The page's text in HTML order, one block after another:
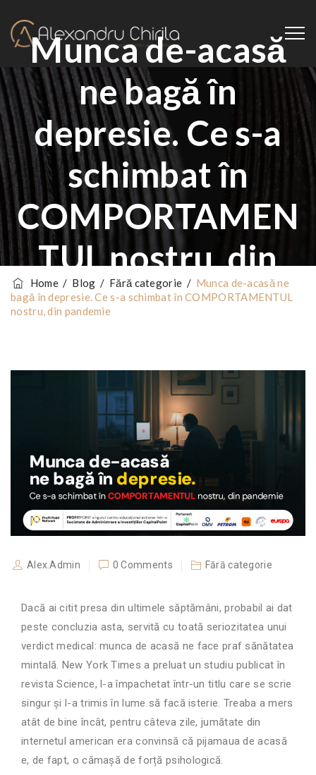
Munca de-acasă
ne bagă în
depresie. Ce s-a
schimbat în
COMPORTAMEN
TUL nostru, din
pandemie
Home/ Blog / Fără categorie / Munca de-acasă ne
bagă în depresie. Ce s-a schimbat în COMPORTAMENTUL
nostru, din pandemie
Alex.Admin 0 Comments Fără categorie
Dacă ai citit presa din ultimele săptămâni, probabil ai dat
peste concluzia asta, servită cu toată seriozitatea unui
verdict medical: munca de acasă ne face praf sănătatea
mintală. New York Times a preluat un studiu publicat în
revista Science, l-a împachetat într-un titlu care se scrie
singur și l-a trimis în lume să facă isterie. Treaba a mers
atât de bine încât, pentru câteva zile, jumătate din
internetul american era convinsă că pijamaua de acasă
e, de fapt, o cămașă de forță psihologică.